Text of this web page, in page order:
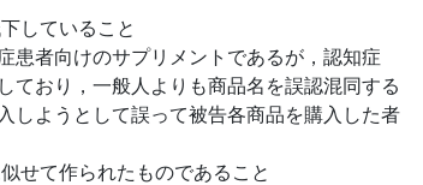
していること
患者向けのサプリメントであるが，認知症
ており，一般人よりも商品名を誤認混同する
しようとして誤って被告各商品を購入した者
せて作られたものであること